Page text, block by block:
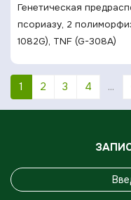
Генетическая
псориазу, 2
1082G), TNF (G-308A)
1 2 3 4 ...